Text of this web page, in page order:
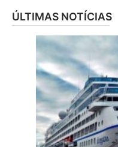
ÚLTIMAS NOTÍCIAS